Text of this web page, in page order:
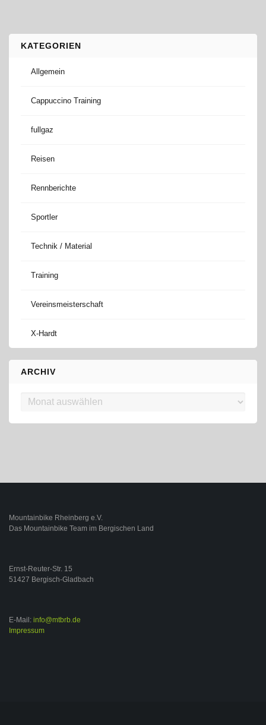
KATEGORIEN
Allgemein
Cappuccino Training
fullgaz
Reisen
Rennberichte
Sportler
Technik / Material
Training
Vereinsmeisterschaft
X-Hardt
ARCHIV
Archiv
Mountainbike Rheinberg e.V.
Das Mountainbike Team im Bergischen Land
Ernst-Reuter-Str. 15
51427 Bergisch-Gladbach
E-Mail: info@mtbrb.de
Impressum